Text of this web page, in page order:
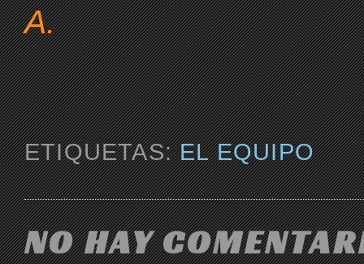
A.
ETIQUETAS:EL EQUIPO
NO HAY